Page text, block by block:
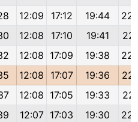
12:09 17:12 19:44
12:08 17:10 19:41
12:08 17:09 19:38
12:08 17:07 19:36
12:08 17:05 19:33
12:07 17:03 19:30